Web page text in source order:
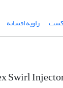
زاویه افشانه
Swirl